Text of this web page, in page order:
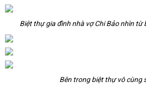
Biệt thự gia đình nhà vợ Chi Bảo nhìn
Bên trong biệt thự vô cùng